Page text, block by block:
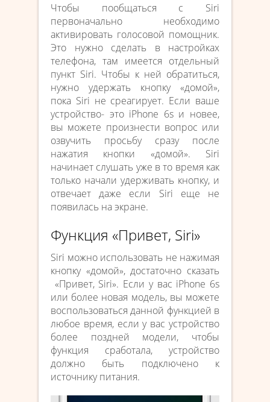
Чтобы пообщаться с Siri
первоначально необходимо
активировать голосовой помощник.
Это нужно сделать в настройках
телефона, там имеется отдельный
пункт Siri. Чтобы к ней обратиться,
нужно удержать кнопку «домой»,
пока Siri не среагирует. Если ваше
устройство- это iPhone 6s и новее,
вы можете произнести вопрос или
озвучить просьбу сразу после
нажатия кнопки «домой». Siri
начинает слушать уже в то время как
только начали удерживать кнопку, и
отвечает даже если Siri еще не
появилась на экране.
Функция «Привет, Siri»
Siri можно использовать не нажимая
кнопку «домой», достаточно сказать
«Привет, Siri». Если у вас iPhone 6s
или более новая модель, вы можете
воспользоваться данной функцией в
любое время, если у вас устройство
более поздней модели, чтобы
функция сработала, устройство
должно быть подключено к
источнику питания.